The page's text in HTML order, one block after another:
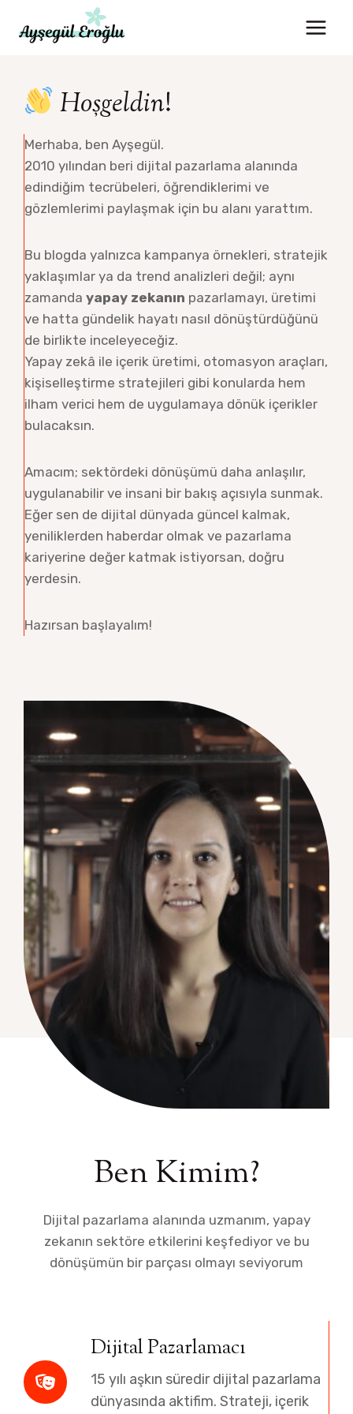
Hoşgeldin!
Merhaba, ben Ayşegül.
2010 yılından beri dijital pazarlama alanında
edindiğim tecrübeleri, öğrendiklerimi ve
gözlemlerimi paylaşmak için bu alanı yarattım.
Bu blogda yalnızca kampanya örnekleri, stratejik
yaklaşımlar ya da trend analizleri değil; aynı
zamanda yapay zekanın pazarlamayı, üretimi
ve hatta gündelik hayatı nasıl dönüştürdüğünü
de birlikte inceleyeceğiz.
Yapay zekâ ile içerik üretimi, otomasyon araçları,
kişiselleştirme stratejileri gibi konularda hem
ilham verici hem de uygulamaya dönük içerikler
bulacaksın.
Amacım; sektördeki dönüşümü daha anlaşılır,
uygulanabilir ve insani bir bakış açısıyla sunmak.
Eğer sen de dijital dünyada güncel kalmak,
yeniliklerden haberdar olmak ve pazarlama
kariyerine değer katmak istiyorsan, doğru
yerdesin.
Hazırsan başlayalım!
Ben Kimim?
Dijital pazarlama alanında uzmanım, yapay
zekanın sektöre etkilerini keşfediyor ve bu
dönüşümün bir parçası olmayı seviyorum
Dijital Pazarlamacı
15 yılı aşkın süredir dijital pazarlama
dünyasında aktifim. Strateji, içerik